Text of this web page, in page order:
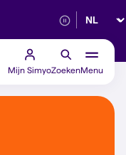
Betrouwbaar
Mijn SimyoZoekenMenu